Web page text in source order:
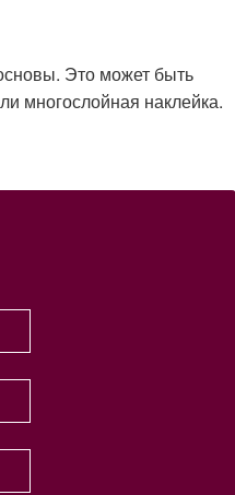
Это может быть
многослойная наклейка.